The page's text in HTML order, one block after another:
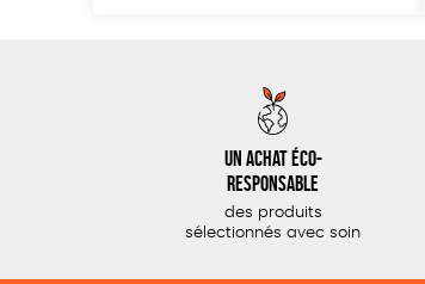
Un achat éco-
responsable
des produits
sélectionnés avec soin